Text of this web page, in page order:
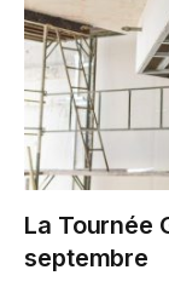
La Tournée
septembre